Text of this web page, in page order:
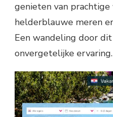
genieten van
helderblauwe meren
Een wandeling door
onvergetelijke ervaring.